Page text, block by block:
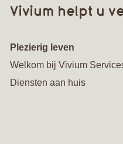
Vivium helpt u
Plezierig leven
Welkom bij Vivium
Diensten aan huis